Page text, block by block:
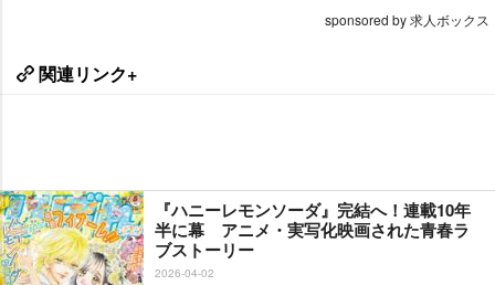
sponsored by 求人ボックス
関連リンク+
『ハニーレモンソーダ』完結へ！連載10年
半に幕 アニメ・実写化映画された青春ラ
ブストーリー
2026-04-02